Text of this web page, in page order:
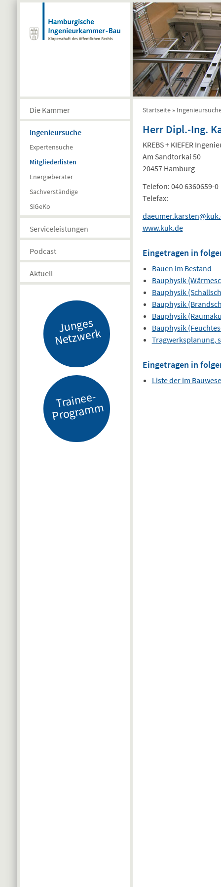
Direkt zum Inhalt
Die Kammer
Ingenieursuche
Expertensuche
Mitgliederlisten
Energieberater
Sachverständige
SiGeKo
Serviceleistungen
Podcast
Aktuell
J
u
n
g
es
N
etz
w
er
k
Tr
ai
n
e
e-
Pr
o
gr
a
m
m
Sie sind hier
Startseite »
Herr Dipl.-Ing.
KREBS + KIEFER
Am Sandtorkai 50
20457 Hamburg
Telefon: 040 6360659-0
Telefax:
www.kuk.de
Eingetragen in
Bauen im Bestand
Bauphysik
Bauphysik
Bauphysik
Bauphysik
Bauphysik
Tragwerksplanung,
Eingetragen in
Liste der im